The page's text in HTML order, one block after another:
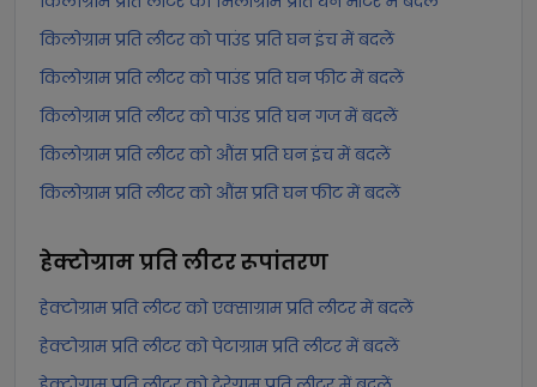
किलोग्राम प्रति लीटर को पाउंड प्रति घन इंच में बदलें
किलोग्राम प्रति लीटर को पाउंड प्रति घन फीट में बदलें
किलोग्राम प्रति लीटर को पाउंड प्रति घन गज में बदलें
किलोग्राम प्रति लीटर को औंस प्रति घन इंच में बदलें
किलोग्राम प्रति लीटर को औंस प्रति घन फीट में बदलें
हेक्टोग्राम प्रति लीटररूपांतरण
हेक्टोग्राम प्रति लीटर को एक्साग्राम प्रति लीटर में बदलें
हेक्टोग्राम प्रति लीटर को पेटाग्राम प्रति लीटर में बदलें